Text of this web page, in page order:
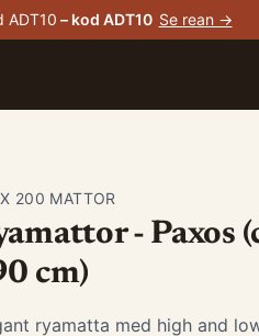
ADT10 – kod ADT10 Se rean →
200 MATTOR
- Paxos
cm)
ryamatta med high and